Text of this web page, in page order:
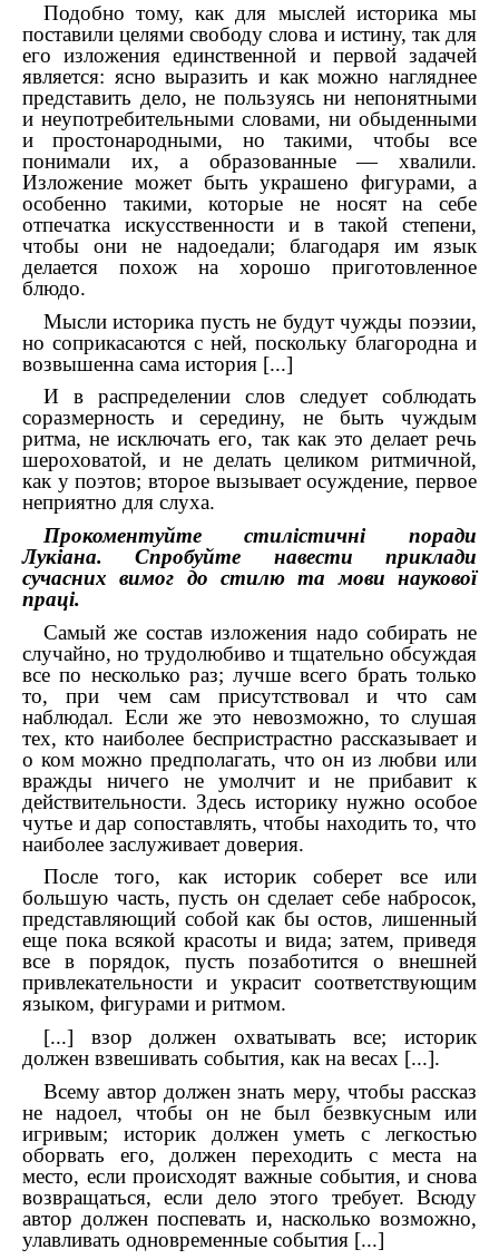
Подобно тому, как для мыслей историка мы
поставили целями свободу слова и истину, так для
его изложения единственной и первой задачей
является: ясно выразить и как можно нагляднее
представить дело, не пользуясь ни непонятными
и неупотребительными словами, ни обыденными
и простонародными, но такими, чтобы все
понимали их, а образованные — хвалили.
Изложение может быть украшено фигурами, а
особенно такими, которые не носят на себе
отпечатка искусственности и в такой степени,
чтобы они не надоедали; благодаря им язык
делается похож на хорошо приготовленное
блюдо.
Мысли историка пусть не будут чужды поэзии,
но соприкасаются с ней, поскольку благородна и
возвышенна сама история [...]
И в распределении слов следует соблюдать
соразмерность и середину, не быть чуждым
ритма, не исключать его, так как это делает речь
шероховатой, и не делать целиком ритмичной,
как у поэтов; второе вызывает осуждение, первое
неприятно для слуха.
Прокоментуйте стилістичні поради
Лукіана. Спробуйте навести приклади
сучасних вимог до стилю та мови наукової
праці.
Самый же состав изложения надо собирать не
случайно, но трудолюбиво и тщательно обсуждая
все по несколько раз; лучше всего брать только
то, при чем сам присутствовал и что сам
наблюдал. Если же это невозможно, то слушая
тех, кто наиболее беспристрастно рассказывает и
о ком можно предполагать, что он из любви или
вражды ничего не умолчит и не прибавит к
действительности. Здесь историку нужно особое
чутье и дар сопоставлять, чтобы находить то, что
наиболее заслуживает доверия.
После того, как историк соберет все или
большую часть, пусть он сделает себе набросок,
представляющий собой как бы остов, лишенный
еще пока всякой красоты и вида; затем, приведя
все в порядок, пусть позаботится о внешней
привлекательности и украсит соответствующим
языком, фигурами и ритмом.
[...] взор должен охватывать все; историк
должен взвешивать события, как на весах [...].
Всему автор должен знать меру, чтобы рассказ
не надоел, чтобы он не был безвкусным или
игривым; историк должен уметь с легкостью
оборвать его, должен переходить с места на
место, если происходят важные события, и снова
возвращаться, если дело этого требует. Всюду
автор должен поспевать и, насколько возможно,
улавливать одновременные события [...]